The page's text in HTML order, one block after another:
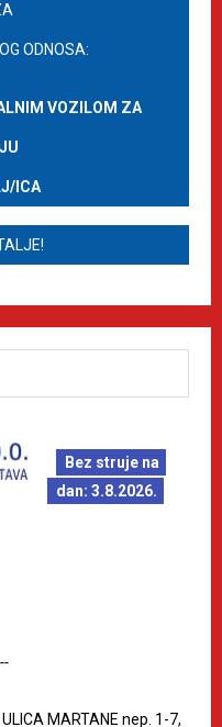
ODNOSA:
VOZILOM ZA
ICA
Bez struje na
dan: 3.8.2026.
MARTANE nep. 1-7,